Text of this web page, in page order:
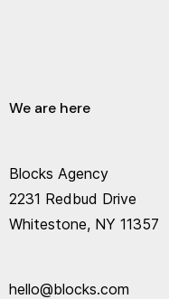
We are here
Blocks Agency
2231 Redbud Drive
Whitestone, NY 11357
hello@blocks.com